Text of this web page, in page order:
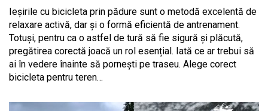
Ieșirile cu bicicleta prin pădure sunt o metodă excelentă de
relaxare activă, dar și o formă eficientă de antrenament.
Totuși, pentru ca o astfel de tură să fie sigură și plăcută,
pregătirea corectă joacă un rol esențial. Iată ce ar trebui să
ai în vedere înainte să pornești pe traseu. Alege corect
bicicleta pentru teren…